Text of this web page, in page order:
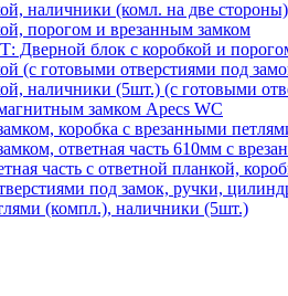
наличники (комл. на две
порогом и врезанным замком
блок с коробкой и
(с готовыми отверстиями под
наличники (5шт.) (с готовыми
замком Apecs WC
коробка с врезанными
ответная часть 610мм с
часть с ответной планкой,
под замок, ручки,
(компл.), наличники (5шт.)